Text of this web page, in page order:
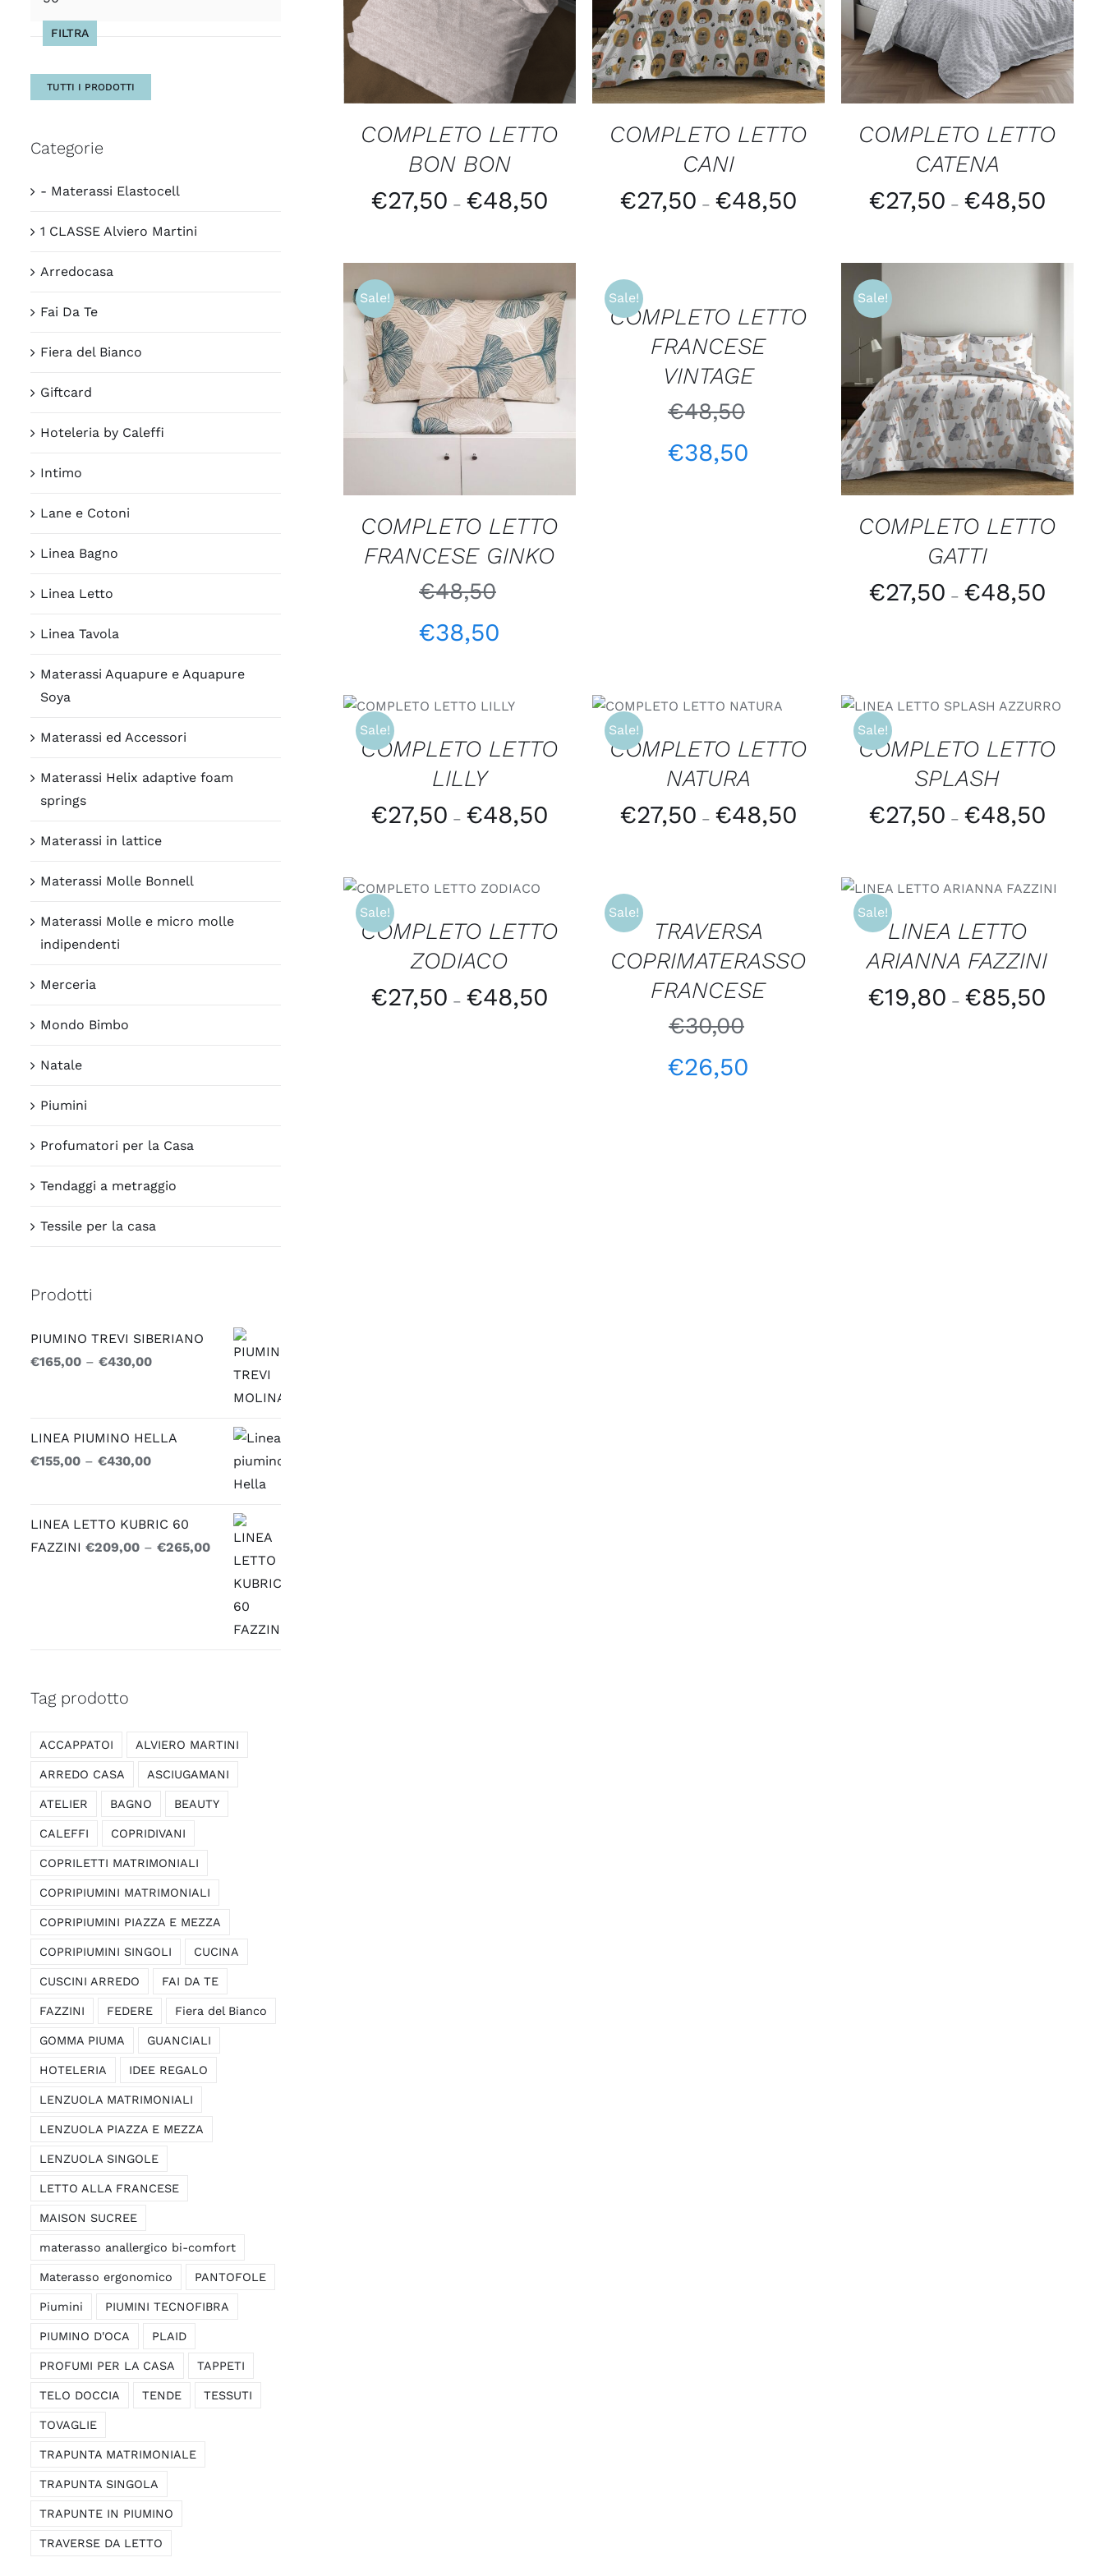
COMPLETO LETTO
BON BON
€27,50 – €48,50
COMPLETO LETTO
CANI
€27,50 – €48,50
COMPLETO LETTO
CATENA
€27,50 – €48,50
Sale!
SCEGLI / QUICK VIEW
COMPLETO LETTO
FRANCESE GINKO
€48,50
€38,50
Sale!
QUICK
VIEWCOMPLETO LETTO
FRANCESE
VINTAGE
€48,50
€38,50
Sale!
SCEGLI / QUICK VIEW
COMPLETO LETTO
GATTI
€27,50 – €48,50
Sale!
SCEGLI /
QUICK
COMPLETO LETTO
LILLY
€27,50 – €48,50
Sale!
SCEGLI / QUICK VIEW
COMPLETO LETTO
NATURA
€27,50 – €48,50
Sale!
SCEGLI / QUICK VIEW
COMPLETO LETTO
SPLASH
€27,50 – €48,50
Sale!
SCEGLI / QUICK VIEW
COMPLETO LETTO
ZODIACO
€27,50 – €48,50
Sale!
QUICK
VIEW
TRAVERSA
COPRIMATERASSO
FRANCESE
€30,00
€26,50
Sale!
SCEGLI / QUICK VIEW
LINEA LETTO
ARIANNA FAZZINI
€19,80 – €85,50
Max
FILTRA
TUTTI I PRODOTTI
Categorie
- Materassi Elastocell
1 CLASSE Alviero Martini
Arredocasa
Fai Da Te
Fiera del Bianco
Giftcard
Hoteleria by Caleffi
Intimo
Lane e Cotoni
Linea Bagno
Linea Letto
Linea Tavola
Materassi Aquapure e Aquapure
Soya
Materassi ed Accessori
Materassi Helix adaptive foam
springs
Materassi in lattice
Materassi Molle Bonnell
Materassi Molle e micro molle
indipendenti
Merceria
Mondo Bimbo
Natale
Piumini
Profumatori per la Casa
Tendaggi a metraggio
Tessile per la casa
Prodotti
PIUMINO TREVI SIBERIANO
€165,00 – €430,00
LINEA PIUMINO HELLA
€155,00 – €430,00
LINEA LETTO KUBRIC 60
FAZZINI €209,00 – €265,00
Tag prodotto
ACCAPPATOI ALVIERO MARTINI
ARREDO CASA ASCIUGAMANI
ATELIER BAGNO BEAUTY
CALEFFI COPRIDIVANI
COPRILETTI MATRIMONIALI
COPRIPIUMINI MATRIMONIALI
COPRIPIUMINI PIAZZA E MEZZA
COPRIPIUMINI SINGOLI CUCINA
CUSCINI ARREDO FAI DA TE
FAZZINI FEDERE Fiera del Bianco
GOMMA PIUMA GUANCIALI
HOTELERIA IDEE REGALO
LENZUOLA MATRIMONIALI
LENZUOLA PIAZZA E MEZZA
LENZUOLA SINGOLE
LETTO ALLA FRANCESE
MAISON SUCREE
materasso anallergico bi-comfort
Materasso ergonomico PANTOFOLE
Piumini PIUMINI TECNOFIBRA
PIUMINO D'OCA PLAID
PROFUMI PER LA CASA TAPPETI
TELO DOCCIA TENDE TESSUTI
TOVAGLIE
TRAPUNTA MATRIMONIALE
TRAPUNTA SINGOLA
TRAPUNTE IN PIUMINO
TRAVERSE DA LETTO